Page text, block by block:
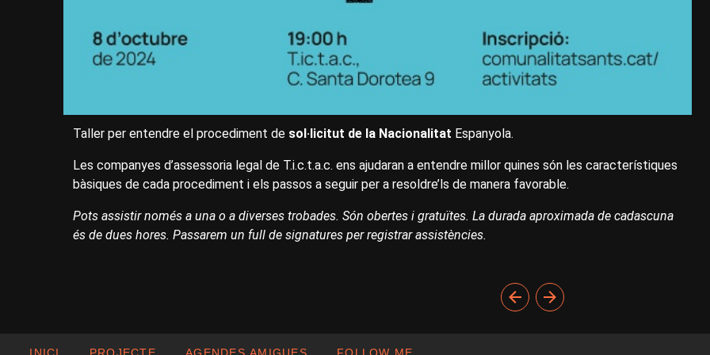
Taller per entendre el procediment de sol·licitut de la Nacionalitat Espanyola.
Les companyes d’assessoria legal de T.i.c.t.a.c. ens ajudaran a entendre millor quines són les característiques
bàsiques de cada procediment i els passos a seguir per a resoldre’ls de manera favorable.
Pots assistir només a una o a diverses trobades. Són obertes i gratuïtes. La durada aproximada de cadascuna
és de dues hores. Passarem un full de signatures per registrar assistències.